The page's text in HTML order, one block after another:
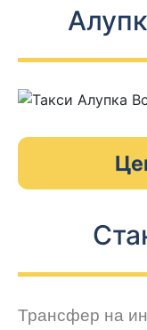
Трансфер на